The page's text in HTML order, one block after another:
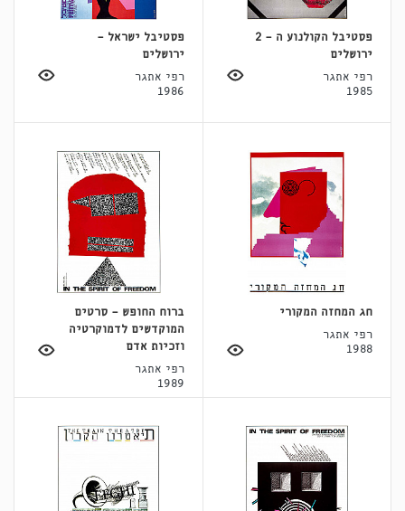
פסטיבל הקולנוע ה - 2
ירושלים
רפי אתגר
1985
פסטיבל ישראל -
ירושלים
רפי אתגר
1986
חג המחזה המקורי
רפי אתגר
1988
ברוח החופש - סרטים
המוקדשים לדמוקרטיה
וזכיות אדם
רפי אתגר
1989